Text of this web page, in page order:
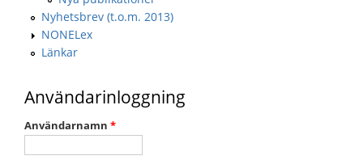
Nyhetsbrev (t.o.m. 2013)
NONELex
Länkar
Användarinloggning
Användarnamn *